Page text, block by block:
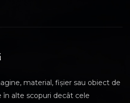
material, fișier sau obiect de
alte scopuri decât cele